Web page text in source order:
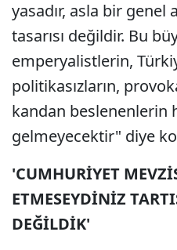
yasadır, asla bir genel
tasarısı değildir. Bu
emperyalistlerin,
politikasızların,
kandan beslenenlerin
gelmeyecektir" diye
'CUMHURİYET
ETMESEYDİNİZ
DEĞİLDİK'